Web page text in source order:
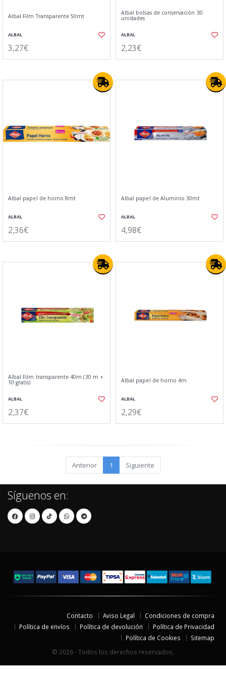
Albal Film Transparente 50mt
ALBAL
3,27€
Albal bolsas de conservación 30
unidades
ALBAL
2,23€
Albal papel de horno 8mt
ALBAL
2,36€
Albal papel de Aluminio 30mt
ALBAL
4,98€
Albal Film transparente 40m (30 m +
10 gratis)
ALBAL
2,37€
Albal papel de horno 4m
ALBAL
2,29€
Anterior 1 Siguiente
Síguenos en:
Contacto Aviso Legal
Condiciones de compra
Política de envíos
Política de devolución
Política de Privacidad
Política de Cookies
Sitemap
© 2026 - Todos los derechos reservados.